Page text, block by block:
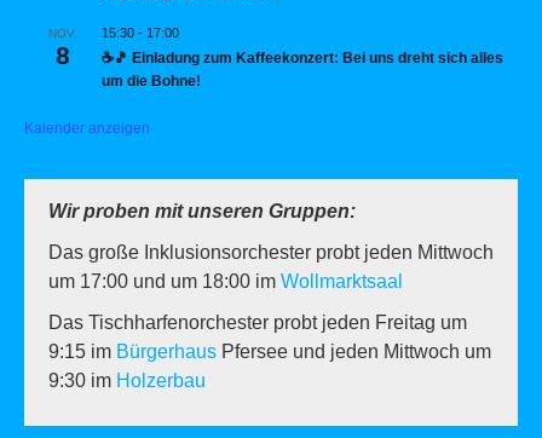
NOV.
8
15:30 - 17:00
☕🎵 Einladung zum Kaffeekonzert: Bei uns dreht sich alles
um die Bohne!
Kalender anzeigen
Wir proben mit unseren Gruppen:
Das große Inklusionsorchester probt jeden Mittwoch
um 17:00 und um 18:00 im Wollmarktsaal
Das Tischharfenorchester probt jeden Freitag um
9:15 im Bürgerhaus Pfersee und jeden Mittwoch um
9:30 im Holzerbau